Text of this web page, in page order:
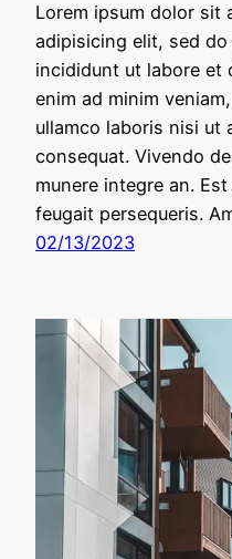
Lorem ipsum dolor sit
adipisicing elit, sed
incididunt ut labore et
enim ad minim
ullamco laboris nisi ut
consequat. Vivendo
munere integre an.
feugait persequeris.
02/13/2023